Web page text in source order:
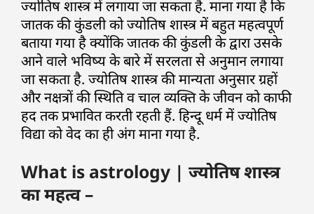
ज्योतिष शास्त्र में लगाया जा सकता है. माना गया है कि
जातक की कुंडली को ज्योतिष शास्त्र में बहुत महत्वपूर्ण
बताया गया है क्योंकि जातक की कुंडली के द्वारा उसके
आने वाले भविष्य के बारे में सरलता से अनुमान लगाया
जा सकता है. ज्योतिष शास्त्र की मान्यता अनुसार ग्रहों
और नक्षत्रों की स्थिति व चाल व्यक्ति के जीवन को काफी
हद तक प्रभावित करती रहती हैं. हिन्दू धर्म में ज्योतिष
विद्या को वेद का ही अंग माना गया है.
What is astrology | ज्योतिष शास्त्र
का महत्व –